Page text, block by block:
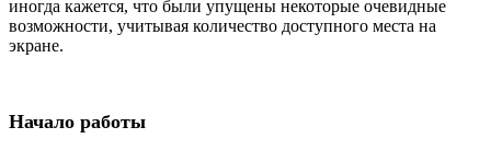
иногда кажется, что были упущены некоторые очевидные
возможности, учитывая количество доступного места на
экране.
Начало работы